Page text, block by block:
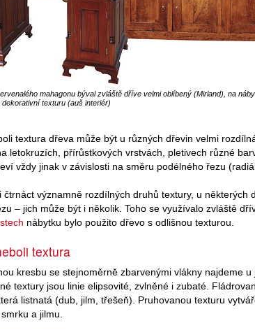
mahagonu býval zvláště dříve velmi oblíbený (Mirland), na
texturu (auš interiér)
textura dřeva může být u různých dřevin velmi
letokruzích, přírůstkových vrstvách, pletivech různé
vždy jinak v závislosti na směru podélného řezu
čtrnáct významně rozdílných druhů textury, u některých
– jich může být i několik. Toho se využívalo zvláště
nábytku bylo použito dřevo s odlišnou texturou.
textura
kresbu se stejnoměrně zbarvenými vlákny najdeme u
textury jsou linie elipsovité, zvlněné i zubaté.
listnatá (dub, jilm, třešeň). Pruhovanou texturu
a jilmu.